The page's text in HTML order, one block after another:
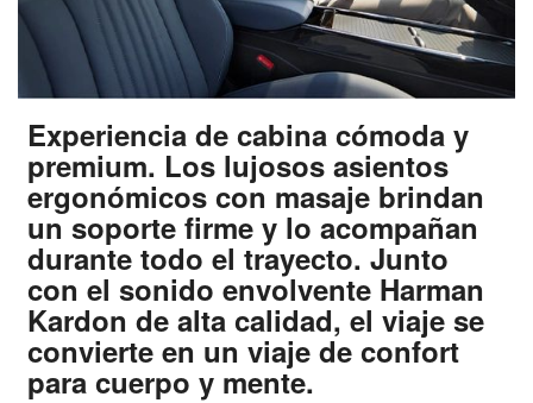
Experiencia de cabina cómoda y
premium. Los lujosos asientos
ergonómicos con masaje brindan
un soporte firme y lo acompañan
durante todo el trayecto. Junto
con el sonido envolvente Harman
Kardon de alta calidad, el viaje se
convierte en un viaje de confort
para cuerpo y mente.